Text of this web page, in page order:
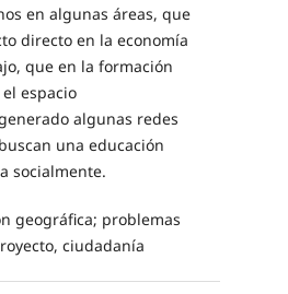
en algunas áreas, que
directo en la economía
que en la formación
espacio
algunas redes
una educación
socialmente.
geográfica; problemas
ciudadanía